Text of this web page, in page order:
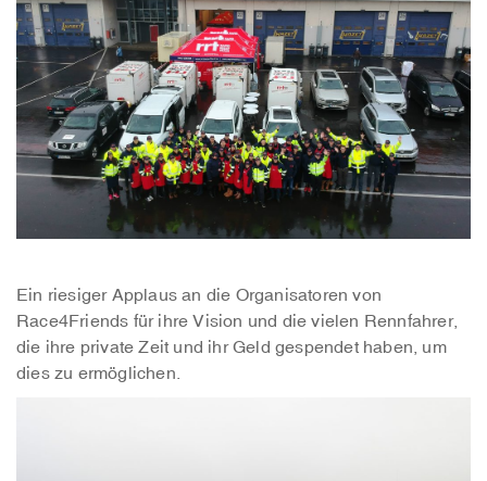
Ein riesiger Applaus an die Organisatoren von
Race4Friends für ihre Vision und die vielen Rennfahrer,
die ihre private Zeit und ihr Geld gespendet haben, um
dies zu ermöglichen.